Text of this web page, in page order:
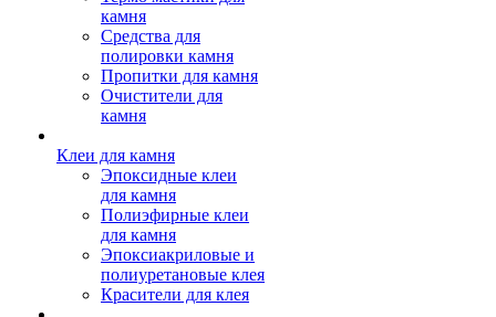
камня
Средства для
полировки камня
Пропитки для камня
Очистители для
камня
Клеи для камня
Эпоксидные клеи
для камня
Полиэфирные клеи
для камня
Эпоксиакриловые и
полиуретановые клея
Красители для клея